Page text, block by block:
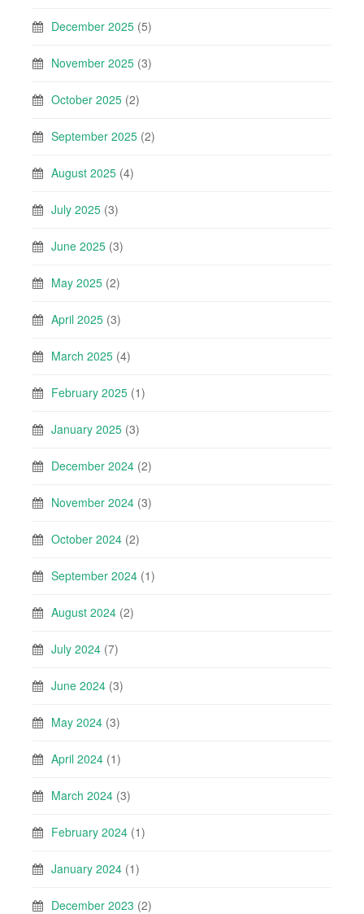
December 2025 (5)
November 2025 (3)
October 2025 (2)
September 2025 (2)
August 2025 (4)
July 2025 (3)
June 2025 (3)
May 2025 (2)
April 2025 (3)
March 2025 (4)
February 2025 (1)
January 2025 (3)
December 2024 (2)
November 2024 (3)
October 2024 (2)
September 2024 (1)
August 2024 (2)
July 2024 (7)
June 2024 (3)
May 2024 (3)
April 2024 (1)
March 2024 (3)
February 2024 (1)
January 2024 (1)
December 2023 (2)